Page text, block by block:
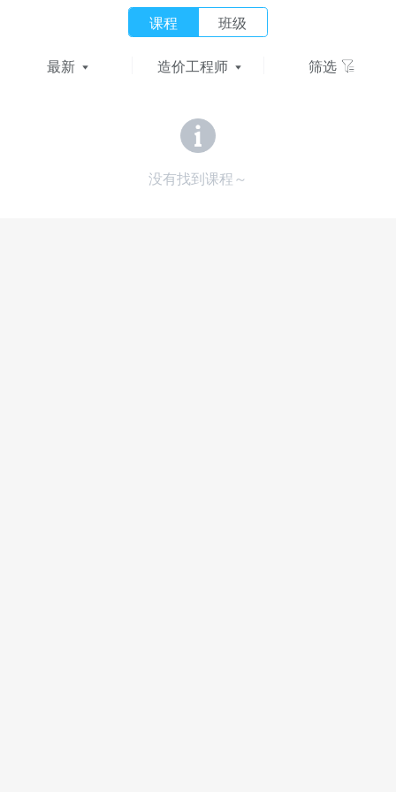
课程 班级
最新 造价工程师 筛选
没有找到课程～